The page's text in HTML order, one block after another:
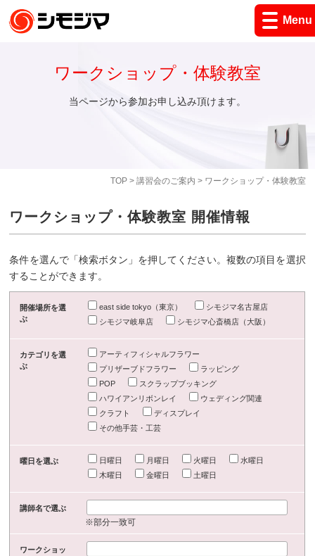
Menu
TOP> 講習会のご案内 > ワークショップ・体験教室
ワークショップ・体験教室
当ページから参加お申し込み頂けます。
ワークショップ・体験教室 開催情報
条件を選んで「検索ボタン」を押してください。複数の項目を選択
することができます。
開催場所を選
ぶ
east side tokyo（東京）
シモジマ名古屋店
シモジマ岐阜店
シモジマ心斎橋店（大阪）
カテゴリを選
ぶ
アーティフィシャルフラワー
プリザーブドフラワー
ラッピング
POP
スクラップブッキング
ハワイアンリボンレイ
ウェディング関連
クラフト
ディスプレイ
その他手芸・工芸
曜日を選ぶ 日曜日 月曜日 火曜日
水曜日
木曜日
金曜日 土曜日
講師名で選ぶ
※部分一致可
ワークショッ